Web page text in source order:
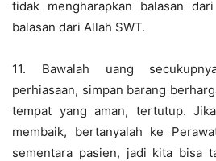
tidak mengharapkan balasan
balasan dari Allah SWT.
11. Bawalah uang
perhiasaan, simpan barang
tempat yang aman, tertutup.
membaik, bertanyalah ke
sementara pasien, jadi kita bisa